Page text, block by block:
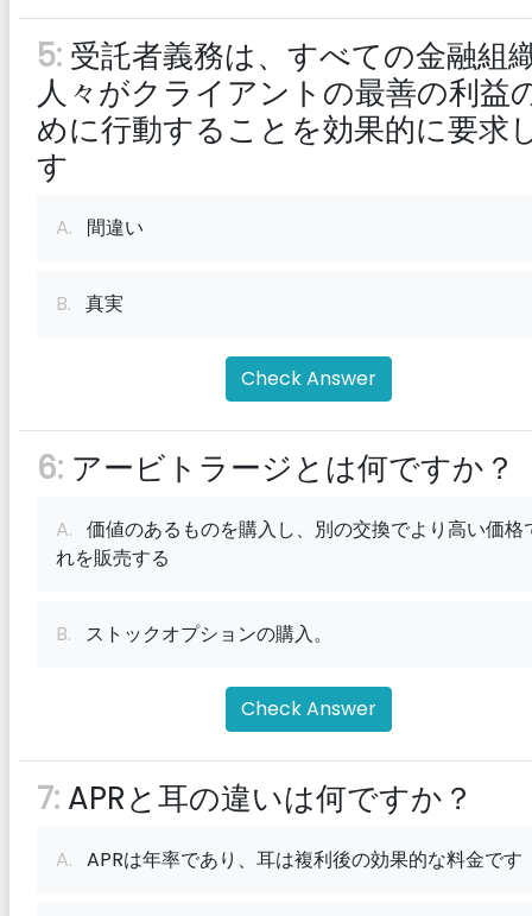
5: 受託者義務は、すべての金融組
人々がクライアントの最善の利益
めに行動することを効果的に要求
す
A. 間違い
B. 真実
Check Answer
6: アービトラージとは何ですか？
A. 価値のあるものを購入し、別の交換でより高い価格
れを販売する
B. ストックオプションの購入。
Check Answer
7: APRと耳の違いは何ですか？
A. APRは年率であり、耳は複利後の効果的な料金です